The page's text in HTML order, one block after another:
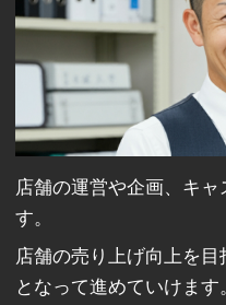
店舗の運営や企画、キ
す。
店舗の売り上げ向上を
となって進めていけま